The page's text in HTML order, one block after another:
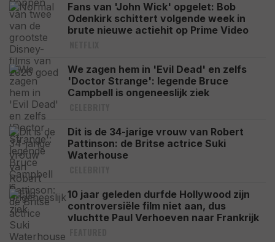
Fans van 'John Wick' opgelet: Bob
Odenkirk schittert volgende week in
brute nieuwe actiehit op Prime Video
We zagen hem in 'Evil Dead' en zelfs
'Doctor Strange': legende Bruce
Campbell is ongeneeslijk ziek
Dit is de 34-jarige vrouw van Robert
Pattinson: de Britse actrice Suki
Waterhouse
10 jaar geleden durfde Hollywood zijn
controversiële film niet aan, dus
vluchtte Paul Verhoeven naar Frankrijk